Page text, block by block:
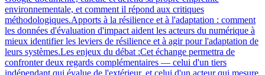
environnementale, et comment il répond aux critiques
méthodologiques.Apports à la résilience et à l'adaptation : comment
les données d'évaluation d'impact aident les acteurs du numérique à
mieux identifier les leviers de résilience et à agir pour l'adaptation de
leurs systèmes.Les enjeux du débat :Cet échange permettra de
confronter deux regards complémentaires — celui d'un tiers
indépendant qui évalue de l'extérieur, et celui d'un acteur qui mesure